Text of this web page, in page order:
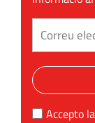
Accepto la